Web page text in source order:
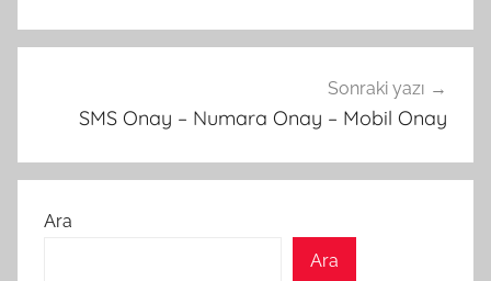
Sonraki yazı
SMS Onay – Numara Onay – Mobil Onay
Ara
Ara